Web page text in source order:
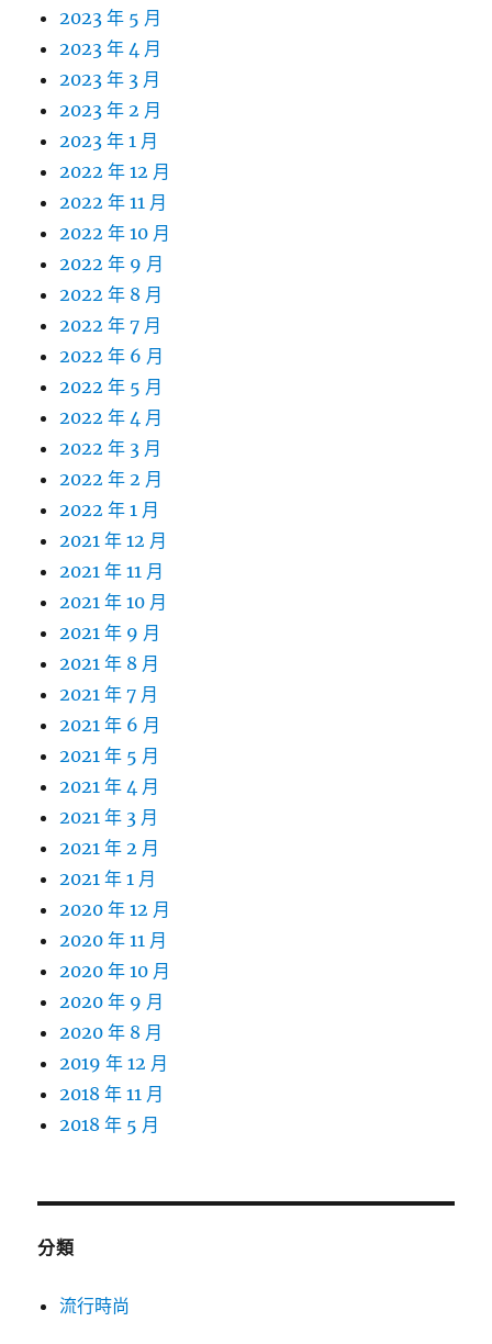
2023 年 5 月
2023 年 4 月
2023 年 3 月
2023 年 2 月
2023 年 1 月
2022 年 12 月
2022 年 11 月
2022 年 10 月
2022 年 9 月
2022 年 8 月
2022 年 7 月
2022 年 6 月
2022 年 5 月
2022 年 4 月
2022 年 3 月
2022 年 2 月
2022 年 1 月
2021 年 12 月
2021 年 11 月
2021 年 10 月
2021 年 9 月
2021 年 8 月
2021 年 7 月
2021 年 6 月
2021 年 5 月
2021 年 4 月
2021 年 3 月
2021 年 2 月
2021 年 1 月
2020 年 12 月
2020 年 11 月
2020 年 10 月
2020 年 9 月
2020 年 8 月
2019 年 12 月
2018 年 11 月
2018 年 5 月
分類
流行時尚